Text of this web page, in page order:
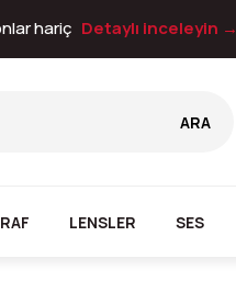
hariç Detaylı inceleyin →
ARA
LENSLER SES